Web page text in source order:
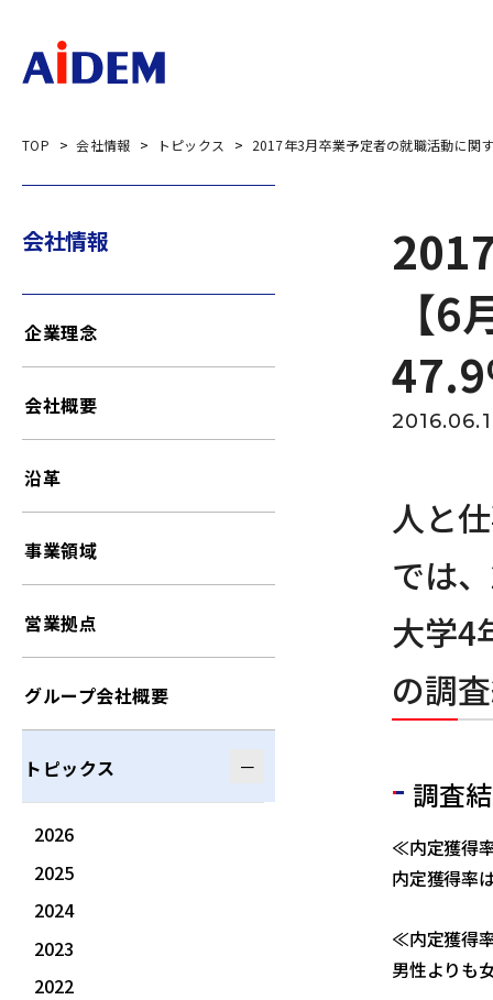
TOP 会社情報 トピックス 2017年3月卒業予定者の就職活動に
【
人と
では
大学4
の調
調査
≪内定獲得
内定獲得率
≪内定獲得
男性よりも
会社情報
企業理念
会社概要
沿革
事業領域
営業拠点
グループ会社概要
トピックス
2026
2025
2024
2023
2022